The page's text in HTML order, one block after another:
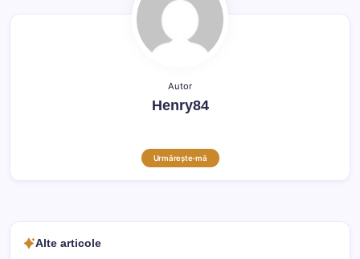
Autor
Henry84
Urmărește-mă
Alte articole